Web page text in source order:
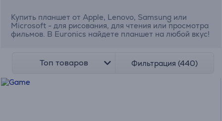
Купить планшет от Apple, Lenovo, Samsung или
Microsoft - для рисования, для чтения или просмотра
фильмов. В Euronics найдете планшет на любой вкус!
Топ товаров Фильтрация (440)